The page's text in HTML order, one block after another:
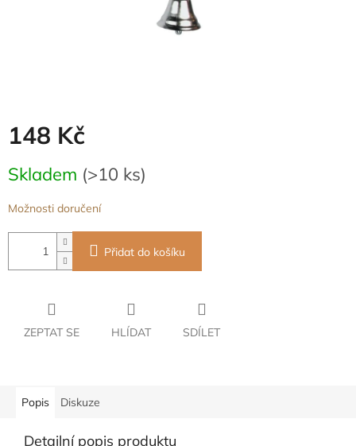
148 Kč
cena:
Skladem (>10 ks)
Možnosti doručení
Přidat do košíku
ZEPTAT SE HLÍDAT SDÍLET
Popis Diskuze
Detailní popis produktu